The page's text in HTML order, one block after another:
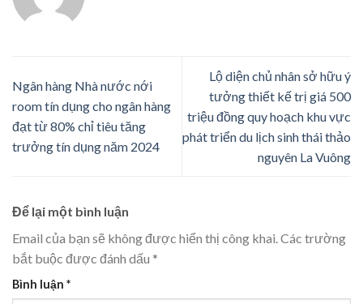
Ngân hàng Nhà nước nới
room tín dụng cho ngân hàng
đạt từ 80% chỉ tiêu tăng
trưởng tín dụng năm 2024
Lộ diện chủ nhân sở hữu ý
tưởng thiết kế trị giá 500
triệu đồng quy hoạch khu vực
phát triển du lịch sinh thái thảo
nguyên La Vuông
Để lại một bình luận
Email của bạn sẽ không được hiển thị công khai.Các trường
bắt buộc được đánh dấu *
Bình luận *